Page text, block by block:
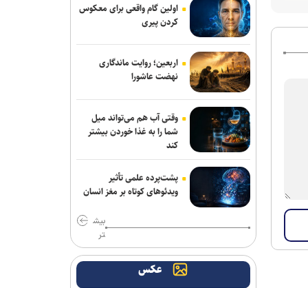
اولین گام واقعی برای معکوس
کردن پیری
اربعین؛ روایت ماندگاری
نهضت عاشورا
وقتی آب هم می‌تواند میل
شما را به غذا خوردن بیشتر
کند
پشت‌پرده علمی تأثیر
ویدئو‌های کوتاه بر مغز انسان
بیش
تر
عکس